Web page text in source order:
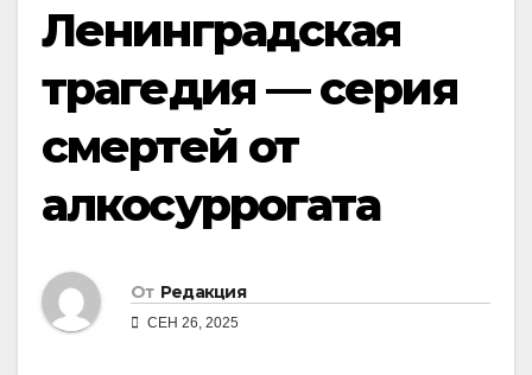
Ленинградская
трагедия — серия
смертей от
алкосуррогата
От Редакция
СЕН 26, 2025